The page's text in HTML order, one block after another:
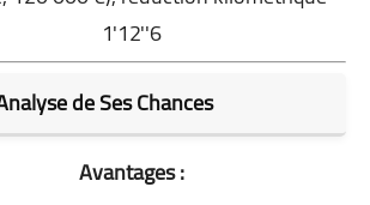
1'12''6
de Ses Chances
Avantages :